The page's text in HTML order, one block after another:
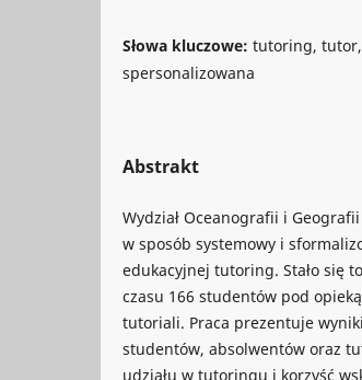
Słowa kluczowe: tutoring, tutor,
spersonalizowana
Abstrakt
Wydział Oceanografii i
w sposób systemowy i
edukacyjnej tutoring. Stało się
czasu 166 studentów pod
tutoriali. Praca prezentuje
studentów, absolwentów oraz
udziału w tutoringu i korzyść